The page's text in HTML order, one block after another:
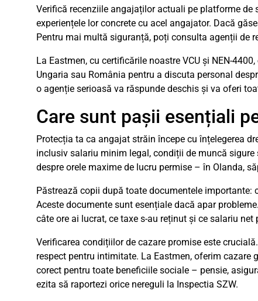
Verifică recenziile angajaților actuali pe platforme de
experiențele lor concrete cu acel angajator. Dacă
Pentru mai multă siguranță, poți consulta agenții de
La Eastmen, cu certificările noastre VCU și NEN-
Ungaria sau România pentru a discuta personal
o agenție serioasă va răspunde deschis și va oferi
Care sunt pașii esențiali
Protecția ta ca angajat străin începe cu înțelegerea
inclusiv salariu minim legal, condiții de muncă
despre orele maxime de lucru permise – în Olanda,
Păstrează copii după toate documentele
Aceste documente sunt esențiale dacă apar
câte ore ai lucrat, ce taxe s-au reținut și ce salariu net
Verificarea condițiilor de cazare promise este
respect pentru intimitate. La Eastmen, oferim cazare
corect pentru toate beneficiile sociale – pensie,
ezita să raportezi orice nereguli la Inspectia SZW.